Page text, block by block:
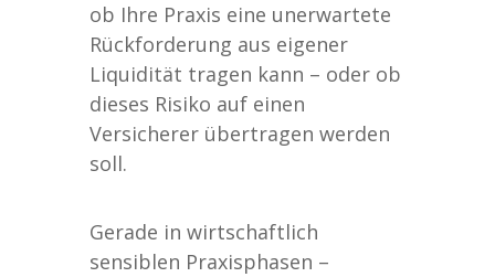
ob Ihre Praxis eine unerwartete
Rückforderung aus eigener
Liquidität tragen kann – oder ob
dieses Risiko auf einen
Versicherer übertragen werden
soll.
Gerade in wirtschaftlich
sensiblen Praxisphasen –